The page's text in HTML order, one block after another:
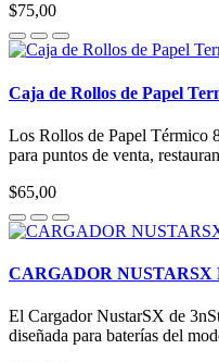
$75,00
Caja de Rollos de Papel
Los Rollos de Papel Térmico
para puntos de venta,
$65,00
CARGADOR NUSTARSX
El Cargador NustarSX de
diseñada para baterías del